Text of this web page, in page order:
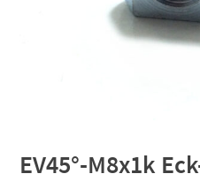
EV45°-M8x1k